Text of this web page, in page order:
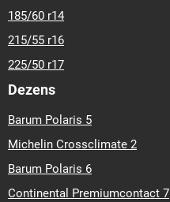
185/60 r14
215/55 r16
225/50 r17
Dezens
Barum Polaris 5
Michelin Crossclimate 2
Barum Polaris 6
Continental Premiumcontact 7